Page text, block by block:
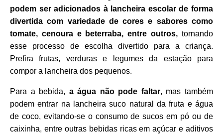
podem ser adicionados à lancheira escolar de forma
divertida com variedade de cores e sabores como
tomate, cenoura e beterraba, entre outros, tornando
esse processo de escolha divertido para a criança.
Prefira frutas, verduras e legumes da estação para
compor a lancheira dos pequenos.
Para a bebida, a água não pode faltar, mas também
podem entrar na lancheira suco natural da fruta e água
de coco, evitando-se o consumo de sucos em pó ou de
caixinha, entre outras bebidas ricas em açúcar e aditivos